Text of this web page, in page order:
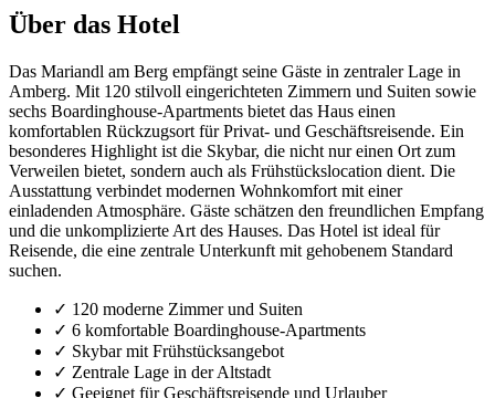
Über das Hotel
Das Mariandl am Berg empfängt seine Gäste in zentraler Lage in
Amberg. Mit 120 stilvoll eingerichteten Zimmern und Suiten sowie
sechs Boardinghouse-Apartments bietet das Haus einen
komfortablen Rückzugsort für Privat- und Geschäftsreisende. Ein
besonderes Highlight ist die Skybar, die nicht nur einen Ort zum
Verweilen bietet, sondern auch als Frühstückslocation dient. Die
Ausstattung verbindet modernen Wohnkomfort mit einer
einladenden Atmosphäre. Gäste schätzen den freundlichen Empfang
und die unkomplizierte Art des Hauses. Das Hotel ist ideal für
Reisende, die eine zentrale Unterkunft mit gehobenem Standard
suchen.
✓ 120 moderne Zimmer und Suiten
✓ 6 komfortable Boardinghouse-Apartments
✓ Skybar mit Frühstücksangebot
✓ Zentrale Lage in der Altstadt
✓ Geeignet für Geschäftsreisende und Urlauber